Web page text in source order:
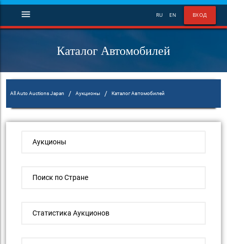
ВХОД
RU EN
menu
Каталог Автомобилей
All Auto Auctions Japan / Аукционы / Каталог Автомобилей
Аукционы
Поиск по Стране
Статистика Аукционов